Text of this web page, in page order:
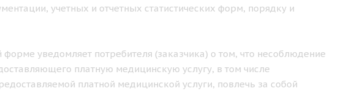
учетных и отчетных статистических форм, порядку и
уведомляет потребителя (заказчика) о том, что несоблюдение
платную медицинскую услугу, в том числе
платной медицинской услуги, повлечь за собой